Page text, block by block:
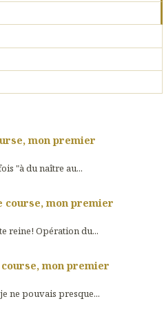
mon premier
"à du naître au...
course, mon premier
reine! Opération du...
mon premier
ne pouvais presque...